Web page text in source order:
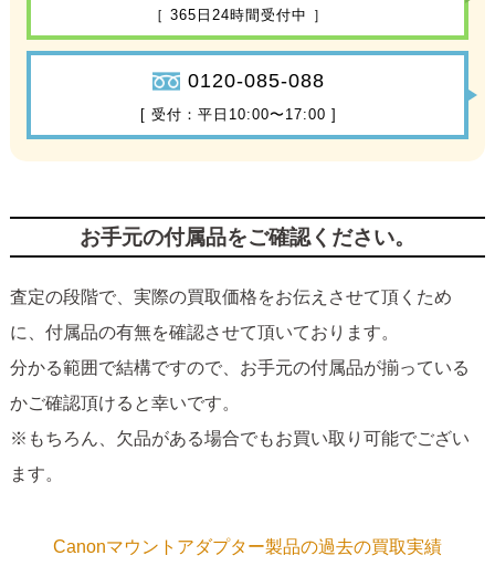
［ 365日24時間受付中 ］
0120-085-088
[ 受付：平日10:00〜17:00 ]
お手元の付属品をご確認ください。
査定の段階で、実際の買取価格をお伝えさせて頂くため
に、付属品の有無を確認させて頂いております。
分かる範囲で結構ですので、お手元の付属品が揃っている
かご確認頂けると幸いです。
※もちろん、欠品がある場合でもお買い取り可能でござい
ます。
Canonマウントアダプター製品の過去の買取実績